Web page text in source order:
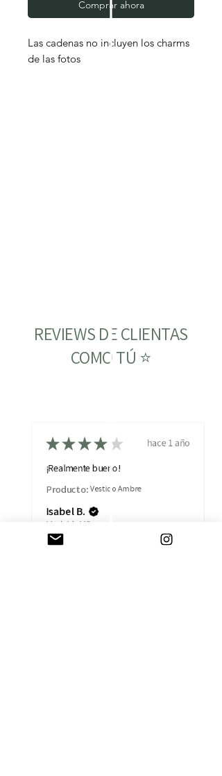
Comprar ahora
Las cadenas no incluyen los charms
de las fotos
REVIEWS DE CLIENTAS
COMO TÚ ⭐
★★★★ ★
hace 1 año
¡Realmente bueno!
Producto: Vestido Ambre
Isabel B.
Madrid, MD